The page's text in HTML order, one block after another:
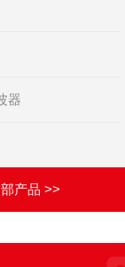
器
产品 >>